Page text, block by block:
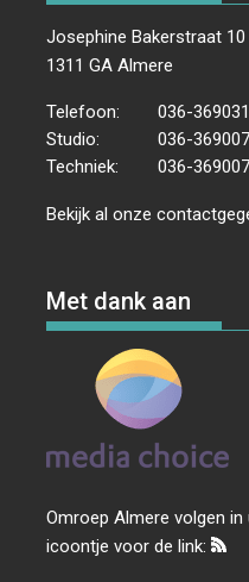
Josephine Bakerstraat 10
1311 GA Almere
Telefoon:
036-
Studio:
036-
Techniek:
036-
Bekijk al onze
Met dank aan
Omroep Almere volgen
icoontje voor de link: